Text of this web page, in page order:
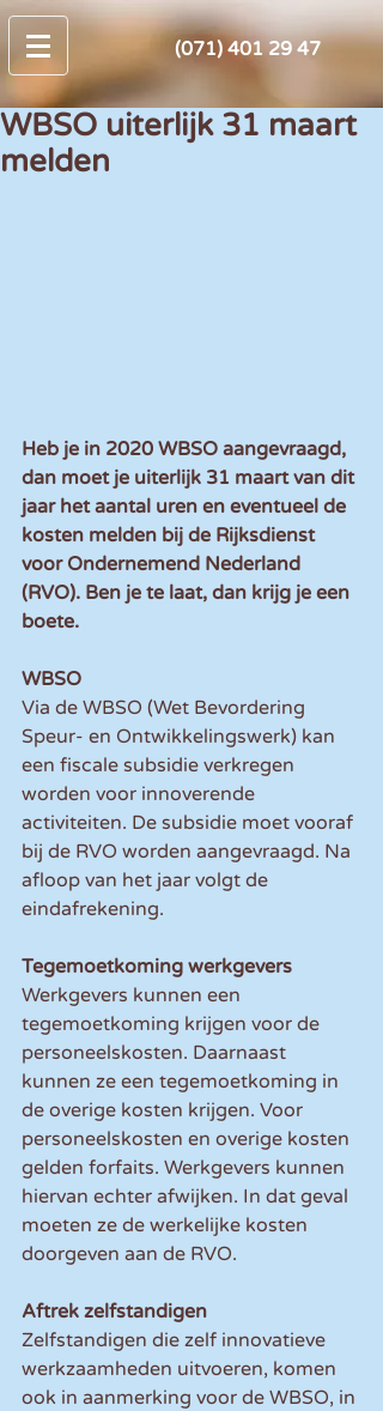
(071) 401 29 47
WBSO uiterlijk 31 maart
melden
Heb je in 2020 WBSO aangevraagd,
dan moet je uiterlijk 31 maart van dit
jaar het aantal uren en eventueel de
kosten melden bij de Rijksdienst
voor Ondernemend Nederland
(RVO). Ben je te laat, dan krijg je een
boete.
WBSO
Via de WBSO (Wet Bevordering
Speur- en Ontwikkelingswerk) kan
een fiscale subsidie verkregen
worden voor innoverende
activiteiten. De subsidie moet vooraf
bij de RVO worden aangevraagd. Na
afloop van het jaar volgt de
eindafrekening.
Tegemoetkoming werkgevers
Werkgevers kunnen een
tegemoetkoming krijgen voor de
personeelskosten. Daarnaast
kunnen ze een tegemoetkoming in
de overige kosten krijgen. Voor
personeelskosten en overige kosten
gelden forfaits. Werkgevers kunnen
hiervan echter afwijken. In dat geval
moeten ze de werkelijke kosten
doorgeven aan de RVO.
Aftrek zelfstandigen
Zelfstandigen die zelf innovatieve
werkzaamheden uitvoeren, komen
ook in aanmerking voor de WBSO, in